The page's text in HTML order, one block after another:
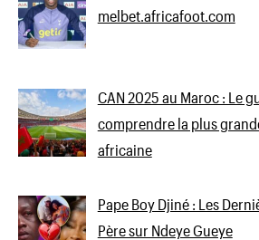
melbet.africafoot.com
CAN 2025 au Maroc : Le
comprendre la plus
africaine
Pape Boy Djiné : Les
Père sur Ndeye Gueye